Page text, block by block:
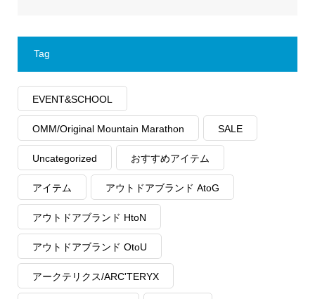
Tag
EVENT&SCHOOL
OMM/Original Mountain Marathon SALE
Uncategorized おすすめアイテム
アイテム アウトドアブランド AtoG
アウトドアブランド HtoN
アウトドアブランド OtoU
アークテリクス/ARC'TERYX